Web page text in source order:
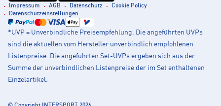
Impressum AGB Datenschutz
Cookie Policy
Datenschutzeinstellungen
*UVP = Unverbindliche Preisempfehlung. Die angeführten UVPs
sind die aktuellen vom Hersteller unverbindlich empfohlenen
Listenpreise. Die angeführten Set-UVPs ergeben sich aus der
Summe der unverbindlichen Listenpreise der im Set enthaltenen
Einzelartikel.